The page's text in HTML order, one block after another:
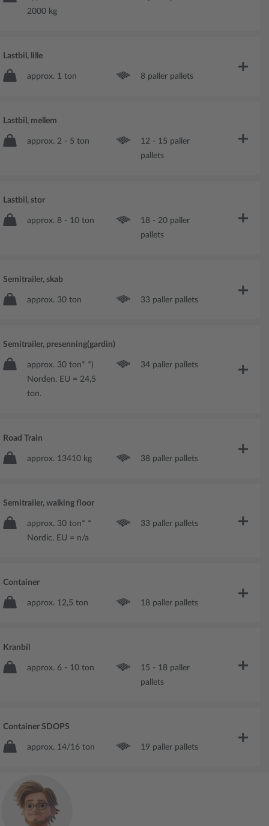
2000 kg
Lastbil, lille
approx. 1 ton 8 paller pallets
Lastbil, mellem
approx. 2 - 5 ton
12 - 15 paller
pallets
Lastbil, stor
approx. 8 - 10 ton
18 - 20 paller
pallets
Semitrailer, skab
approx. 30 ton 33 paller pallets
Semitrailer, presenning(gardin)
approx. 30 ton* *)
Norden. EU = 24,5
ton.
34 paller pallets
Road Train
approx. 13410 kg 38 paller pallets
Semitrailer, walking floor
approx. 30 ton* *
Nordic. EU = n/a
33 paller pallets
Container
approx. 12,5 ton 18 paller pallets
Kranbil
approx. 6 - 10 ton
15 - 18 paller
pallets
Container SDOPS
approx. 14/16 ton 19 paller pallets